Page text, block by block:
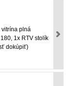
vitrína plná
1x RTV stolík
dokúpiť)